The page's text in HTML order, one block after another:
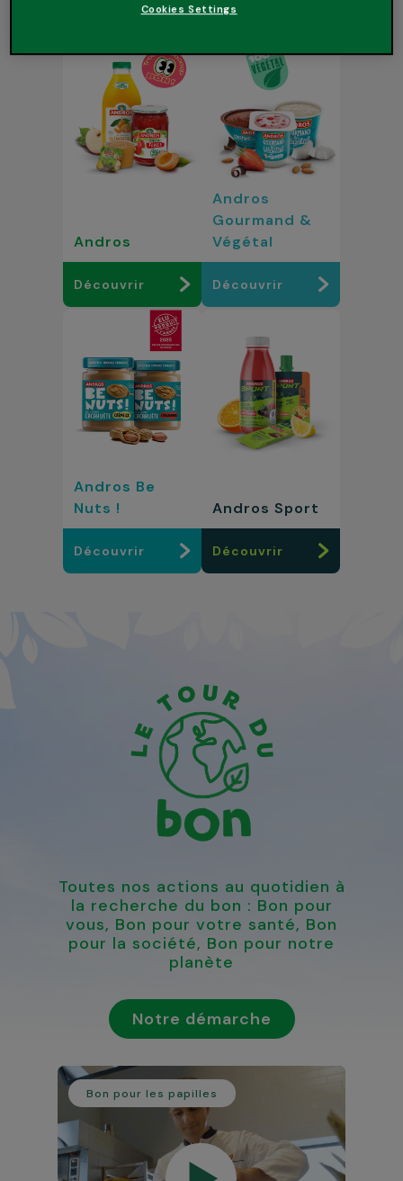
Andros
Découvrir
Andros
Gourmand &
Végétal
Découvrir
Andros Be
Nuts !
Découvrir
Andros Sport
Découvrir
Toutes nos actions au quotidien à
la recherche du bon : Bon pour
vous, Bon pour votre santé, Bon
pour la société, Bon pour notre
planète
Notre démarche
Bon pour les papilles
Cookies Settings